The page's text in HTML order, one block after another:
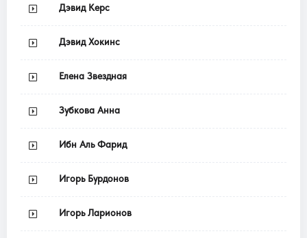
Дэвид Керс
Дэвид Хокинс
Елена Звездная
Зубкова Анна
Ибн Аль Фарид
Игорь Бурдонов
Игорь Ларионов